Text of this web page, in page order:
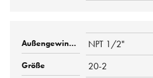
NPT 1/2"
20-2